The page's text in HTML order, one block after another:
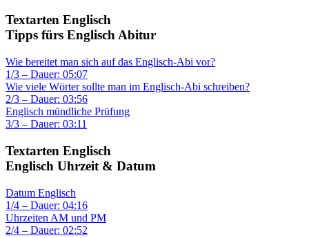
Textarten Englisch
Tipps fürs Englisch Abitur
Wie bereitet man sich auf das Englisch-Abi vor?
1/3 – Dauer: 05:07
Wie viele Wörter sollte man im Englisch-Abi schreiben?
2/3 – Dauer: 03:56
Englisch mündliche Prüfung
3/3 – Dauer: 03:11
Textarten Englisch
Englisch Uhrzeit & Datum
Datum Englisch
1/4 – Dauer: 04:16
Uhrzeiten AM und PM
2/4 – Dauer: 02:52